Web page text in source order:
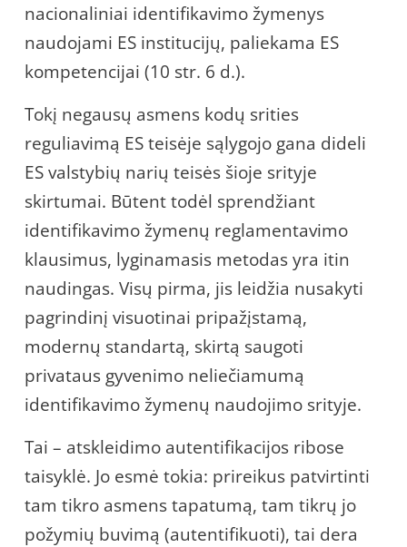
nacionaliniai identifikavimo žymenys
naudojami ES institucijų, paliekama ES
kompetencijai (10 str. 6 d.).
Tokį negausų asmens kodų srities
reguliavimą ES teisėje sąlygojo gana dideli
ES valstybių narių teisės šioje srityje
skirtumai. Būtent todėl sprendžiant
identifikavimo žymenų reglamentavimo
klausimus, lyginamasis metodas yra itin
naudingas. Visų pirma, jis leidžia nusakyti
pagrindinį visuotinai pripažįstamą,
modernų standartą, skirtą saugoti
privataus gyvenimo neliečiamumą
identifikavimo žymenų naudojimo srityje.
Tai – atskleidimo autentifikacijos ribose
taisyklė. Jo esmė tokia: prireikus patvirtinti
tam tikro asmens tapatumą, tam tikrų jo
požymių buvimą (autentifikuoti), tai dera